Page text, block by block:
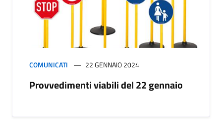
COMUNICATI 22 GENNAIO 2024
Provvedimenti viabili del 22 gennaio